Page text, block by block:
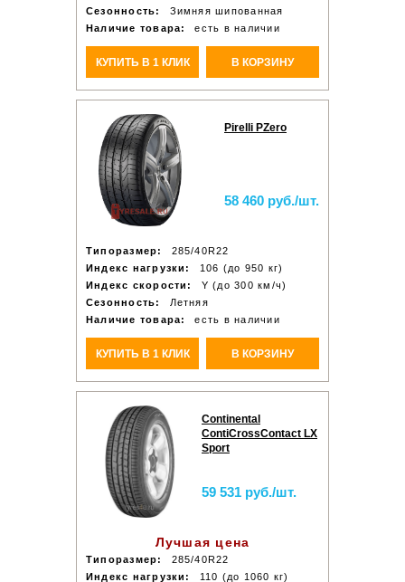
Сезонность:
Зимняя шипованная
Наличие товара:
есть в наличии
КУПИТЬ В 1 КЛИК В КОРЗИНУ
Pirelli PZero
58 460 руб./шт.
Типоразмер:
285/40R22
Индекс нагрузки:
106 (до 950 кг)
Индекс скорости:
Y (до 300 км/ч)
Сезонность:
Летняя
Наличие товара:
есть в наличии
КУПИТЬ В 1 КЛИК В КОРЗИНУ
Continental
ContiCrossContact LX
Sport
59 531 руб./шт.
Лучшая цена
Типоразмер:
285/40R22
Индекс нагрузки:
110 (до 1060 кг)